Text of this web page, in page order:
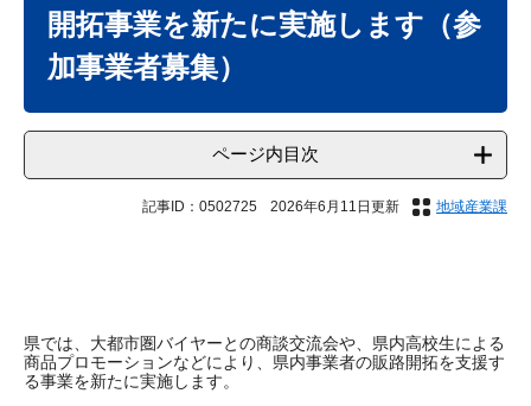
開拓事業を新たに実施します（参
加事業者募集）
ページ内目次
記事ID：0502725 2026年6月11日更新 地域産業課
県では、大都市圏バイヤーとの商談交流会や、県内高校生による
商品プロモーションなどにより、県内事業者の販路開拓を支援す
る事業を新たに実施します。